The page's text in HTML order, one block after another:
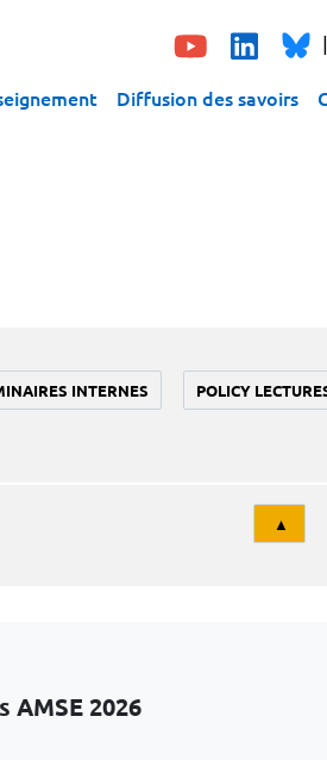
Diffusion des savoirs
INTERNES POLICY
Tri
▲
2026